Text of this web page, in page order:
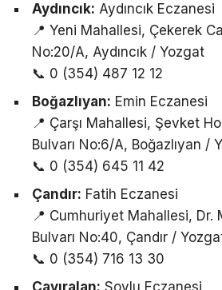
Aydıncık: Aydıncık Eczanesi
📍 Yeni Mahallesi, Çekerek
No:20/A, Aydıncık / Yozgat
📞 0 (354) 487 12 12
Boğazlıyan: Emin Eczanesi
📍 Çarşı Mahallesi, Şevket
Bulvarı No:6/A, Boğazlıyan /
📞 0 (354) 645 11 42
Çandır: Fatih Eczanesi
📍 Cumhuriyet Mahallesi, Dr.
Bulvarı No:40, Çandır /
📞 0 (354) 716 13 30